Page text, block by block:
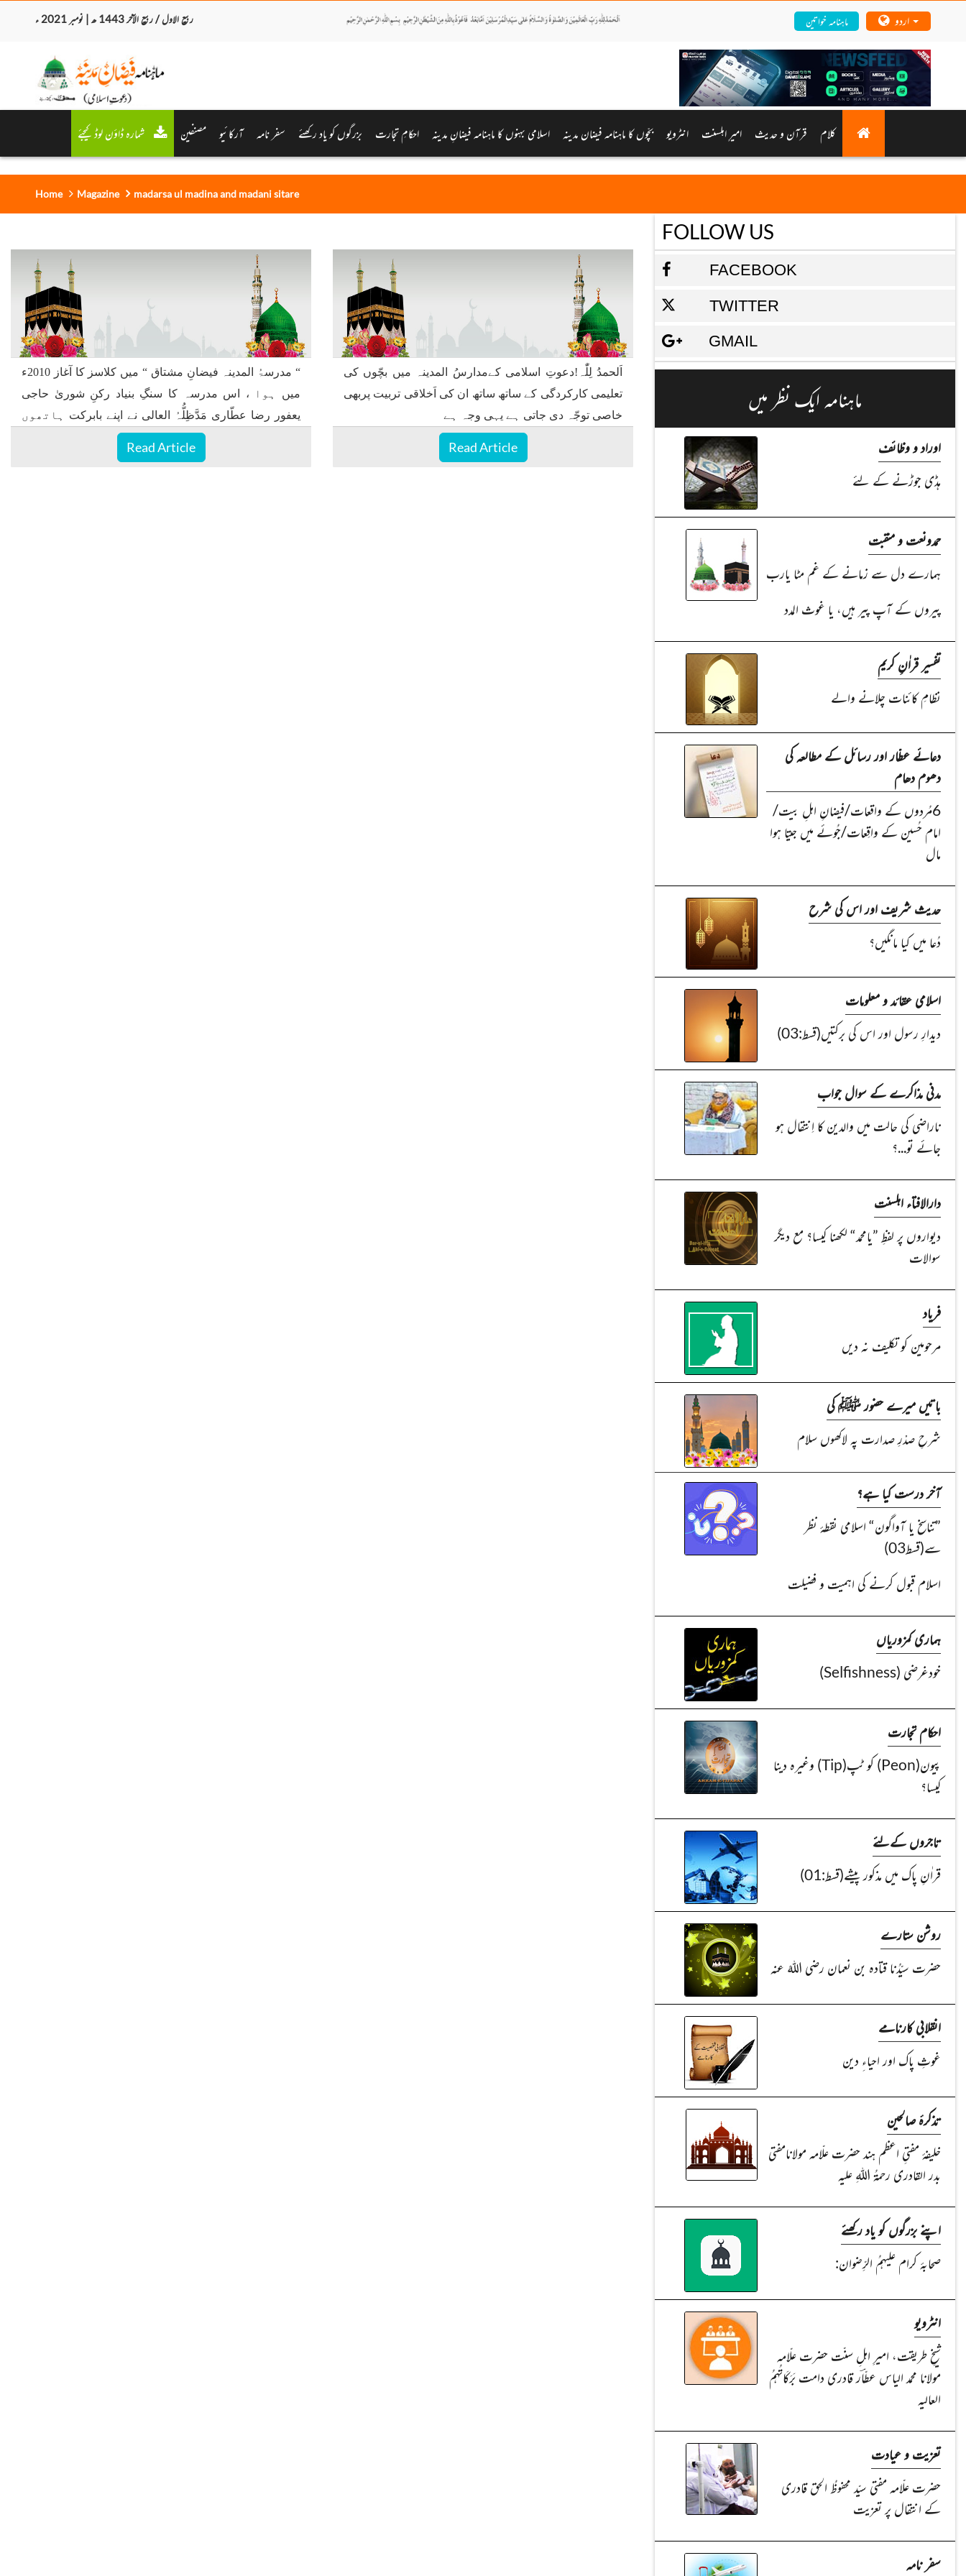
ربیع الاول / ربیع الآخر 1443 ھ | نومبر 2021 ء ماہنامہ خواتین
کلام قرآن و حدیث امیرِ اہلسنت انٹرویو بچّوں کا ماہنامہ فیضان مدینہ اسلامی بہنوں کا ماہنامہ فیضانِ مدینہ احکامِ تجارت بزرگوں کو یاد رکھئے سفر نامہ آرکائیو مصنفین شمارہ ڈاؤن لوڈ کیجئے
Home Magazine madarsa ul madina and madani sitare
“ مدرسۃُ المدینہ فیضانِ مشتاق “ میں کلاسز کا آغاز 2010ء
میں ہوا ، اس مدرسہ کا سنگِ بنیاد رکنِ شوریٰ حاجی
یعفور رضا عطّاری مَدَّظِلُّہُ العالی نے اپنے بابرکت ہاتھوں
Read Article
اَلحمدُ لِلّٰہ!دعوتِ اسلامی کےمدارسُ المدینہ میں بچّوں کی
تعلیمی کارکردگی کے ساتھ ساتھ ان کی اَخلاقی تربیت پربھی
خاصی توجّہ دی جاتی ہے یہی وجہ ہے
Read Article
FOLLOW US
FACEBOOK
TWITTER
GMAIL
ماہنامہ ایک نظر میں
اوراد و وظائف
ہڈی جوڑنے کے لئے
حمدونعت و منقبت
ہمارے دل سے زمانے کے غم مٹا یارب
پیروں کے آپ پیر ہیں، یا غوث المدد
تفسیر قراٰنِ کریم
نظامِ کائنات چلانے والے
دعائے عطّار اور رسائل کے مطالعہ کی
دھوم دھام
6مُردوں کے واقعات/فیضانِ اہلِ بیت/
امام حُسین کے واقِعات/جُوئے میں جیتا ہوا
مال
حدیث شریف اور اس کی شرح
دُعا میں کیا مانگیں؟
اسلامی عقائد و معلومات
دیدارِ رسول اور اس کی برکتیں(قسط:03)
مدنی مذاکرے کے سوال جواب
ناراضی کی حالت میں والدین کا اِنتقال ہو
جائے تو...؟
دارالافتاء اہلسنت
دیواروں پر لفظِ ”یامحمد“ لکھنا کیسا؟ مع دیگر
سوالات
فریاد
مرحومین کو تکلیف نہ دیں
باتیں میرے حضور ﷺ کی
شرحِ صدْرِ صدارت پہ لاکھوں سلام
آخر درست کیا ہے؟
”تناسخ یا آواگون“ اسلامی نقطۂ نظر
سے(قسط03)
اسلام قبول کرنے کی اہمیت و فضیلت
ہماری کمزوریاں
خودغرضی (Selfishness)
احکام تجارت
پیون(Peon) کو ٹپ(Tip) وغیرہ دینا
کیسا؟
تاجروں کےلئے
قراٰنِ پاک میں مذکور پیشے(قسط:01)
روشن ستارے
حضرت سیّدُنا قتادہ بن نعمان رضی اللہُ عنہ
انقلابی کارنامے
غوثِ پاک اور احیاءِ دین
تذکرۂ صالحین
خلیفۂ مفتیِ اعظم ہند حضرت علّامہ مولانامفتی
بدر القادری رحمۃُ اللہِ علیہ
اپنے بزرگوں کو یاد رکھئے
صحابۂ کرام علیہمُ الرِّضوان:
انٹرویو
شیخِ طریقت، امیرِ اہلِ سنّت حضرت علّامہ
مولانا محمد الیاس عطّاؔر قادری دامت بَرَکَاتُہمُ
العالیہ
تعزیت و عیادت
حضرت علّامہ مفتی سیّد محفوظُ الحق قادری
کے انتقال پر تعزیت
سفر نامہ